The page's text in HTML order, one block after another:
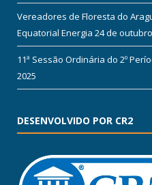
Vereadores de Floresta do
Equatorial Energia 24 de
11ª Sessão Ordinária do 2º
2025
DESENVOLVIDO POR CR2